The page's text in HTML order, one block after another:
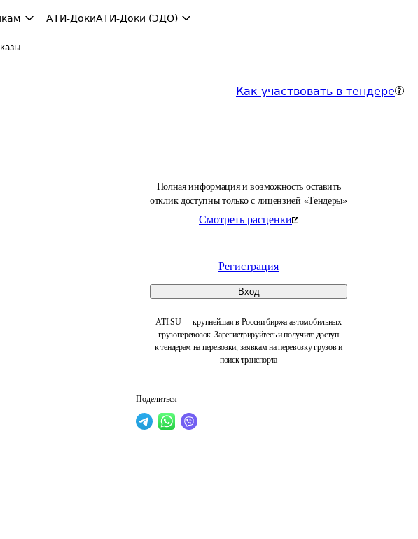
АТИ-ДокиАТИ-Доки (ЭДО)
Как участвовать в тендере
Полная информация и возможность оставить
отклик доступны только с лицензией «Тендеры»
Смотреть расценки
Регистрация
Вход
ATI.SU — крупнейшая в России биржа автомобильных
грузоперевозок. Зарегистрируйтесь и получите доступ
к тендерам на перевозки, заявкам на перевозку грузов и
поиск транспорта
Поделиться